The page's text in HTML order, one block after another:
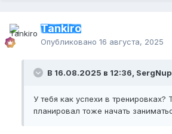
Tankiro
Опубликовано 16 августа, 2025
В 16.08.2025 в 12:36,
У тебя как успехи в тренировках?
планировал тоже начать